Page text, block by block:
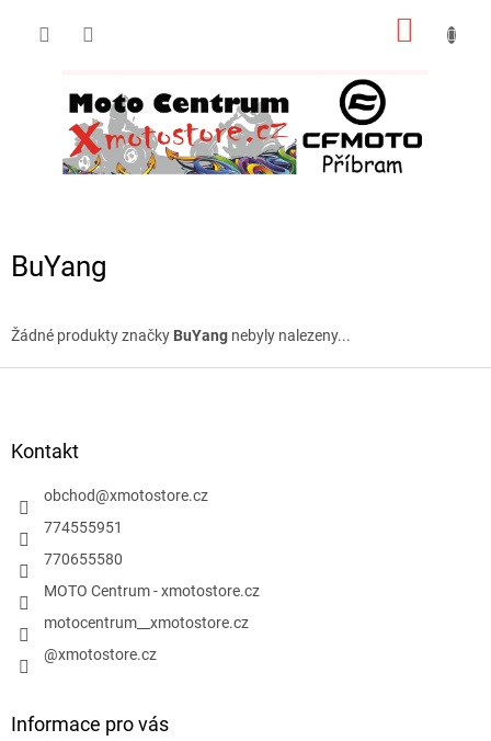
BuYang
Žádné produkty značky BuYang nebyly nalezeny...
Kontakt
obchod@xmotostore.cz
774555951
770655580
MOTO Centrum - xmotostore.cz
motocentrum__xmotostore.cz
@xmotostore.cz
Informace pro vás